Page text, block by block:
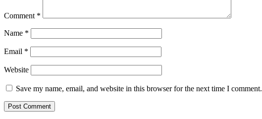
Comment *
Name *
Email *
Website
Save my name, email, and website in this browser for the next time I comment.